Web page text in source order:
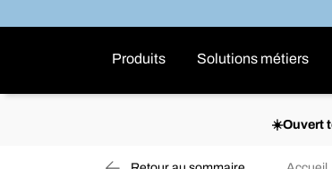
Produits Solutions métiers
☀️Ouvert